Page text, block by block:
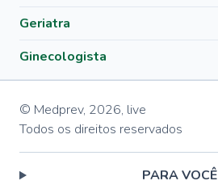
Geriatra
Ginecologista
© Medprev, 2026, live
Todos os direitos reservados
PARA VOCÊ